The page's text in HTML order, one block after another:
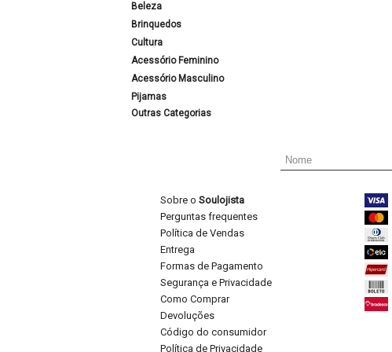
Beleza
Brinquedos
Cultura
Acessório Feminino
Acessório Masculino
Pijamas
Outras Categorias
Sobre o Soulojista
Perguntas frequentes
Política de Vendas
Entrega
Formas de Pagamento
Segurança e Privacidade
Como Comprar
Devoluções
Código do consumidor
Política de Privacidade